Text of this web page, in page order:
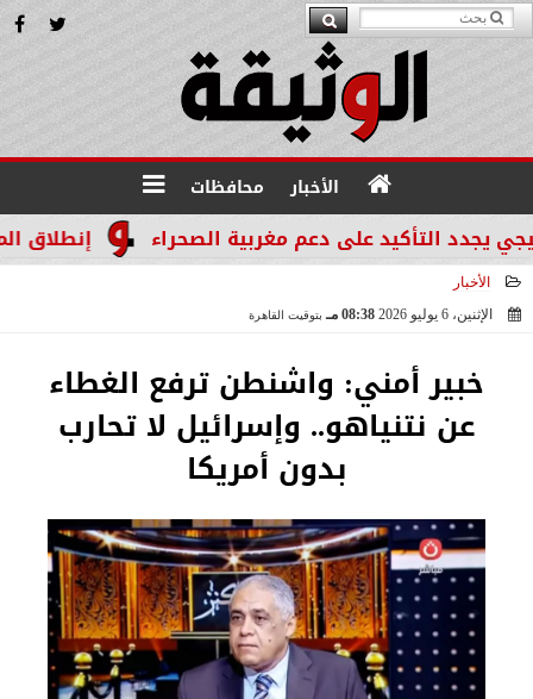
الأخبار محافظات
إنطلاق المرحله الثالثة بالموجة 29 التأكيد على دعم مغربية الصحراء
الأخبار
الإثنين، 6 يوليو 2026
08:38 مـ بتوقيت القاهرة
خبير أمني: واشنطن ترفع الغطاء
عن نتنياهو.. وإسرائيل لا تحارب
بدون أمريكا